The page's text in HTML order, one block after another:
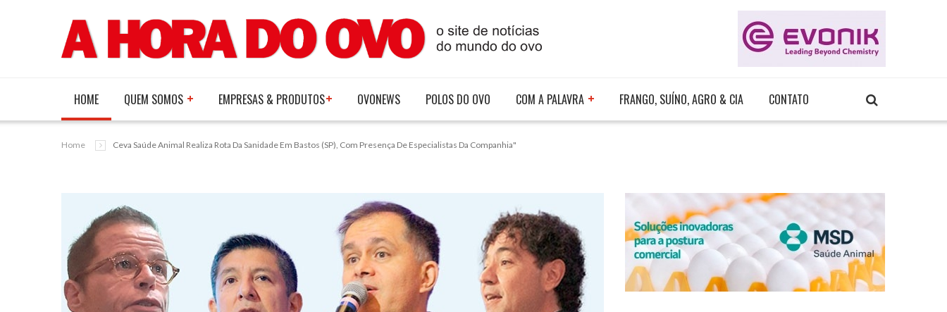
HOME QUEM SOMOS EMPRESAS & PRODUTOS OVONEWS POLOS DO OVO COM A PALAVRA FRANGO, SUÍNO, AGRO & CIA CONTATO
Home Ceva Saúde Animal Realiza Rota Da Sanidade Em Bastos (SP), Com Presença De Especialistas Da Companhia"